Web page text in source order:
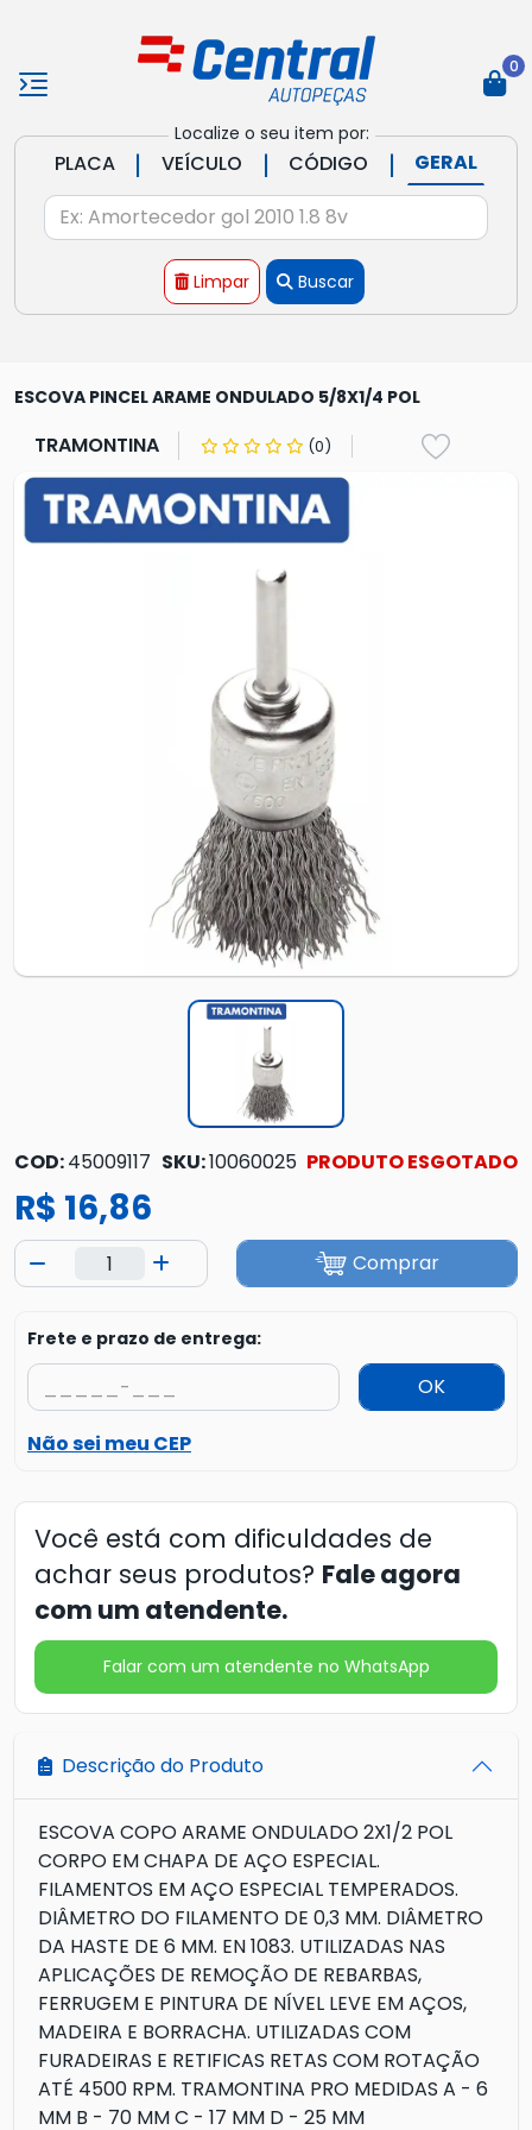
Localize o seu item por:
PLACA | VEÍCULO | CÓDIGO | GERAL
Limpar Buscar
0
ESCOVA PINCEL ARAME ONDULADO 5/8X1/4 POL
TRAMONTINA (0)
COD:45009117 SKU:10060025 PRODUTO ESGOTADO
R$ 16,86
Comprar
Frete e prazo de entrega:
OK
Não sei meu CEP
Você está com dificuldades de
achar seus produtos? Fale agora
com um atendente.
Falar com um atendente no WhatsApp
Descrição do Produto
ESCOVA COPO ARAME ONDULADO 2X1/2 POL
CORPO EM CHAPA DE AÇO ESPECIAL.
FILAMENTOS EM AÇO ESPECIAL TEMPERADOS.
DIÂMETRO DO FILAMENTO DE 0,3 MM. DIÂMETRO
DA HASTE DE 6 MM. EN 1083. UTILIZADAS NAS
APLICAÇÕES DE REMOÇÃO DE REBARBAS,
FERRUGEM E PINTURA DE NÍVEL LEVE EM AÇOS,
MADEIRA E BORRACHA. UTILIZADAS COM
FURADEIRAS E RETIFICAS RETAS COM ROTAÇÃO
ATÉ 4500 RPM. TRAMONTINA PRO MEDIDAS A - 6
MM B - 70 MM C - 17 MM D - 25 MM